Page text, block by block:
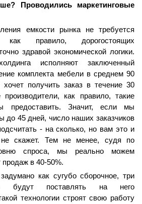
Проводились маркетинговые
емкости рынка не требуется
правило, дорогостоящих
здравой экономической логики.
исполняют заключенный
комплекта мебели в среднем 90
получить заказ в течение 30
как правило, такие
предоставить. Значит, если мы
до 45 дней, число наших заказчиков
- на сколько, но вам это и
не скажет. Тем не менее, судя по
спроса, мы реально можем
продаж в 40-50%.
как сугубо сборочное, три
будут поставлять на него
технологии строят свою работу